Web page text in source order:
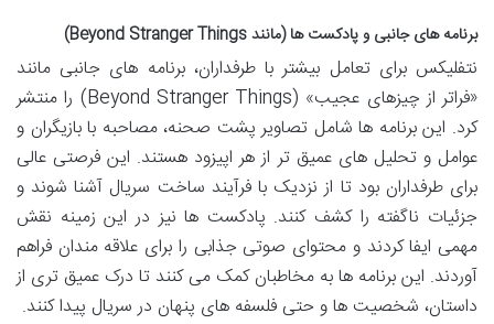
برنامه های جانبی و پادکست ها (مانند Beyond Stranger Things)
نتفلیکس برای تعامل بیشتر با طرفداران، برنامه های جانبی مانند
«فراتر از چیزهای عجیب» (Beyond Stranger Things) را منتشر
کرد. این برنامه ها شامل تصاویر پشت صحنه، مصاحبه با بازیگران و
عوامل و تحلیل های عمیق تر از هر اپیزود هستند. این فرصتی عالی
برای طرفداران بود تا از نزدیک با فرآیند ساخت سریال آشنا شوند و
جزئیات ناگفته را کشف کنند. پادکست ها نیز در این زمینه نقش
مهمی ایفا کردند و محتوای صوتی جذابی را برای علاقه مندان فراهم
آوردند. این برنامه ها به مخاطبان کمک می کنند تا درک عمیق تری از
داستان، شخصیت ها و حتی فلسفه های پنهان در سریال پیدا کنند.